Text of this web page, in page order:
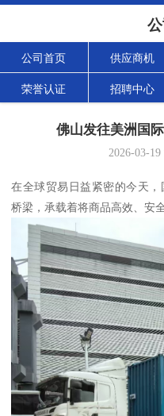
公司首页 供应商机
荣誉认证 招聘中心
佛山发往美洲国
2026-03-19
在全球贸易日益紧密的今天
桥梁，承载着将商品高效、安